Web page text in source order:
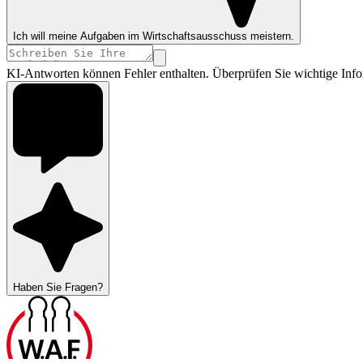
Ich will meine Aufgaben im Wirtschaftsausschuss meistern.
KI-Antworten können Fehler enthalten. Überprüfen Sie wichtige
Haben Sie Fragen?